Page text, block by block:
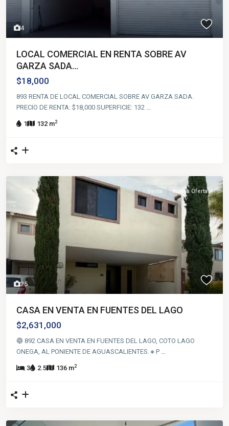
4
LOCAL COMERCIAL EN RENTA SOBRE AV
GARZA SADA...
$18,000
893 RENTA DE LOCAL COMERCIAL SOBRE AV GARZA SADA.
PRECIO DE RENTA: $18,000 SUPERFICIE: 132 ...
1 132 m2
25
Venta Nueva Oferta
CASA EN VENTA EN FUENTES DEL LAGO
$2,631,000
🔵 892 CASA EN VENTA EN FUENTES DEL LAGO, COTO LAGO
ONEGA, AL PONIENTE DE AGUASCALIENTES.🔸P ...
3 2.5 136 m2